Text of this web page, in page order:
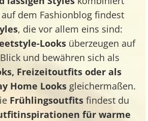
dem Fashionblog findest
, die vor allem eins sind:
Looks überzeugen auf
und bewähren sich als
Freizeitoutfits oder als
Home Looksgleichermaßen.
Frühlingsoutfits findest du
für warme